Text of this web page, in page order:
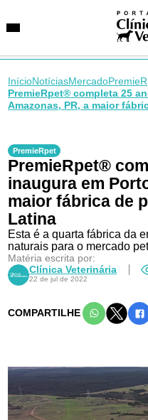
InícioNotíciasMercado
PremieRpet® completa 25
Amazonas, PR, a maior
PremieRpet
PremieRpet®
inaugura em
maior fábrica de
Latina
Esta é a quarta fábrica da
naturais para o mercado
Matéria escrita por:
Clínica Veterinária
22 de jul de 2022
COMPARTILHE